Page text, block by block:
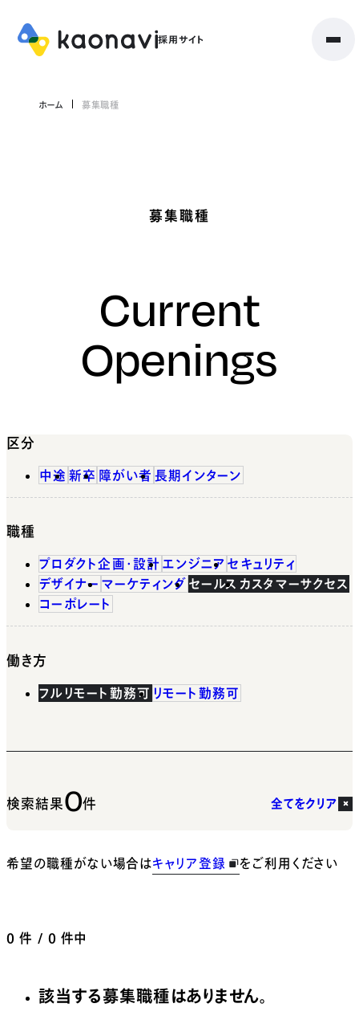
ホーム 募集職種
募集職種
Current
Openings
区分
中途 新卒 障がい者 長期インターン
職種
プロダクト企画・設計 エンジニア セキュリティ
デザイナー マーケティング セールス カスタマーサクセス
コーポレート
働き方
フルリモート勤務可 リモート勤務可
検索結果0件 全てをクリア
希望の職種がない場合はキャリア登録 をご利用ください
0 件 / 0 件中
該当する募集職種はありません。